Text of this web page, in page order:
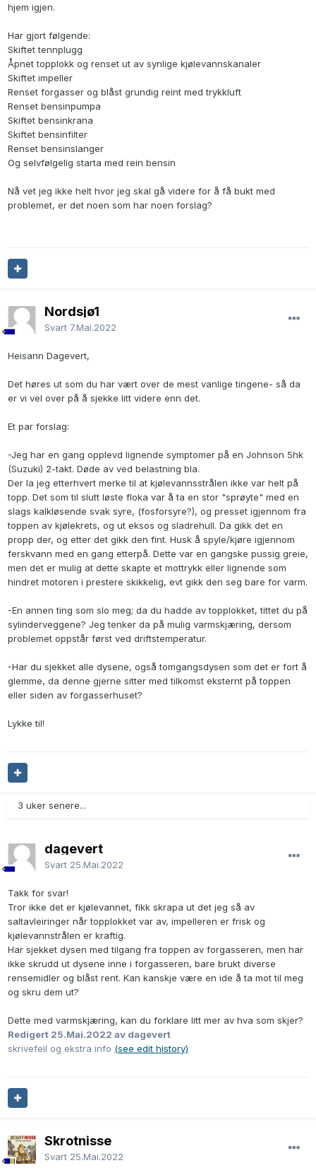
hjem igjen.
Har gjort følgende:
Skiftet tennplugg
Åpnet topplokk og renset ut av synlige kjølevannskanaler
Skiftet impeller
Renset forgasser og blåst grundig reint med trykkluft
Renset bensinpumpa
Skiftet bensinkrana
Skiftet bensinfilter
Renset bensinslanger
Og selvfølgelig starta med rein bensin
Nå vet jeg ikke helt hvor jeg skal gå videre for å få bukt med
problemet, er det noen som har noen forslag?
Nordsjø1
Svart 7.Mai.2022
Heisann Dagevert,
Det høres ut som du har vært over de mest vanlige tingene- så da
er vi vel over på å sjekke litt videre enn det.
Et par forslag:
-Jeg har en gang opplevd lignende symptomer på en Johnson 5hk
(Suzuki) 2-takt. Døde av ved belastning bla.
Der la jeg etterhvert merke til at kjølevannsstrålen ikke var helt på
topp. Det som til slutt løste floka var å ta en stor "sprøyte" med en
slags kalkløsende svak syre, (fosforsyre?), og presset igjennom fra
toppen av kjølekrets, og ut eksos og sladrehull. Da gikk det en
propp der, og etter det gikk den fint. Husk å spyle/kjøre igjennom
ferskvann med en gang etterpå. Dette var en gangske pussig greie,
men det er mulig at dette skapte et mottrykk eller lignende som
hindret motoren i prestere skikkelig, evt gikk den seg bare for varm.
-En annen ting som slo meg; da du hadde av topplokket, tittet du på
sylinderveggene? Jeg tenker da på mulig varmskjæring, dersom
problemet oppstår først ved driftstemperatur.
-Har du sjekket alle dysene, også tomgangsdysen som det er fort å
glemme, da denne gjerne sitter med tilkomst eksternt på toppen
eller siden av forgasserhuset?
Lykke til!
3 uker senere...
dagevert
Svart 25.Mai.2022
Takk for svar!
Tror ikke det er kjølevannet, fikk skrapa ut det jeg så av
saltavleiringer når topplokket var av, impelleren er frisk og
kjølevannstrålen er kraftig.
Har sjekket dysen med tilgang fra toppen av forgasseren, men har
ikke skrudd ut dysene inne i forgasseren, bare brukt diverse
rensemidler og blåst rent. Kan kanskje være en ide å ta mot til meg
og skru dem ut?
Dette med varmskjæring, kan du forklare litt mer av hva som skjer?
Redigert 25.Mai.2022 av dagevert
skrivefeil og ekstra info (see edit history)
Skrotnisse
Svart 25.Mai.2022